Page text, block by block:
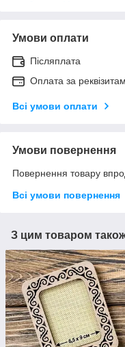
Умови оплати
Післяплата
Оплата за
Всі умови оплати
Умови повернення
Повернення товару
Всі умови повернення
З цим товаром